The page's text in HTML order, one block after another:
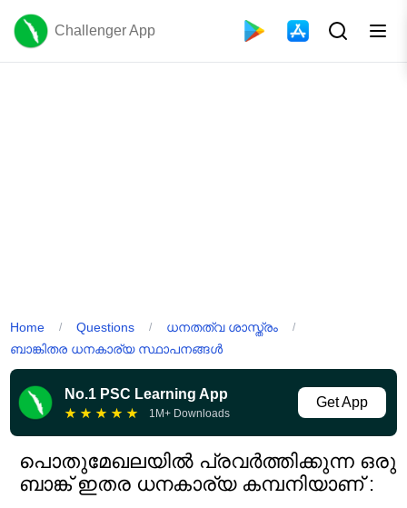
Challenger App
Home / Questions / ധനതത്വ ശാസ്ത്രം /
ബാങ്കിതര ധനകാര്യ സ്ഥാപനങ്ങൾ
No.1 PSC Learning App
★ ★ ★ ★ ★ 1M+ Downloads
Get App
പൊതുമേഖലയിൽ പ്രവർത്തിക്കുന്ന ഒരു
ബാങ്ക് ഇതര ധനകാര്യ കമ്പനിയാണ് :